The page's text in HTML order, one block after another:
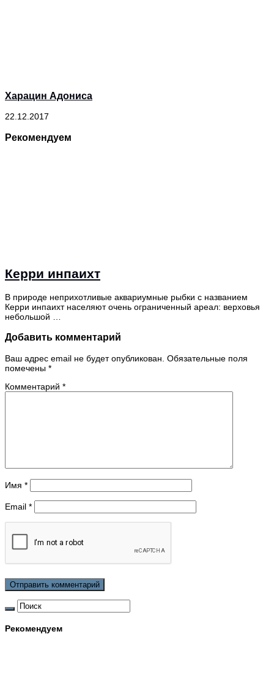
Харацин Адониса
22.12.2017
Рекомендуем
Керри инпаихт
В природе неприхотливые аквариумные рыбки с названием
Керри инпаихт населяют очень ограниченный ареал: верховья
небольшой …
Добавить комментарий
Ваш адрес email не будет опубликован. Обязательные поля
помечены *
Комментарий *
Имя *
Email *
Рекомендуем